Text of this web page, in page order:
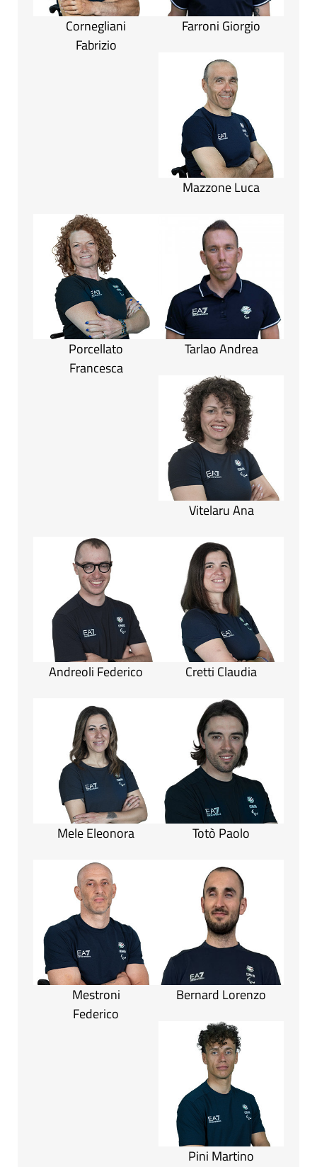
Cornegliani
Fabrizio
Farroni Giorgio
Mazzone Luca
Porcellato
Francesca
Tarlao Andrea
Vitelaru Ana
Andreoli Federico Cretti Claudia
Mele Eleonora Totò Paolo
Mestroni
Federico
Bernard Lorenzo
Pini Martino